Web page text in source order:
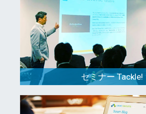
セミナー Tackle!